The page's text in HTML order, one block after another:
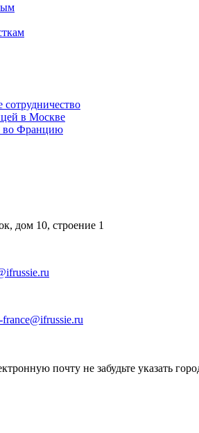
сотрудничество
в Москве
во Францию
дом 10, строение 1
почту не забудьте указать